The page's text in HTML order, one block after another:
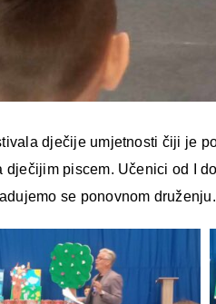
dječije umjetnosti čiji je
dječijim piscem. Učenici od I
se ponovnom